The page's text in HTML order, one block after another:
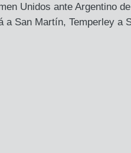
Unidos ante Argentino
a San Martín, Temperley a